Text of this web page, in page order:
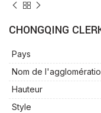
CHONGQING
Pays
Nom de
Hauteur
Style